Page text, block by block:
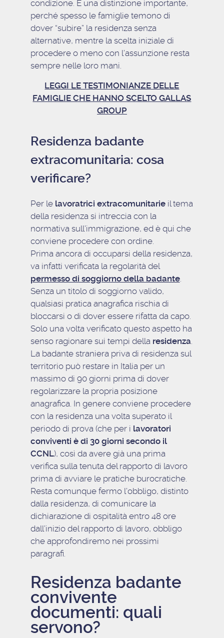
condizione. È una distinzione importante,
perché spesso le famiglie temono di
dover “subire” la residenza senza
alternative, mentre la scelta iniziale di
procedere o meno con l’assunzione resta
sempre nelle loro mani.
LEGGI LE TESTIMONIANZE DELLE
FAMIGLIE CHE HANNO SCELTO GALLAS
GROUP
Residenza badante
extracomunitaria: cosa
verificare?
Per le lavoratrici extracomunitarieil tema
della residenza si intreccia con la
normativa sull’immigrazione, ed è qui che
conviene procedere con ordine.
Prima ancora di occuparsi della residenza,
va infatti verificata la regolarità del
permesso di soggiorno della badante.
Senza un titolo di soggiorno valido,
qualsiasi pratica anagrafica rischia di
bloccarsi o di dover essere rifatta da capo.
Solo una volta verificato questo aspetto ha
senso ragionare sui tempi della residenza.
La badante straniera priva di residenza sul
territorio può restare in Italia per un
massimo di 90 giorni prima di dover
regolarizzare la propria posizione
anagrafica. In genere conviene procedere
con la residenza una volta superato il
periodo di prova (che per i lavoratori
conviventi è di 30 giorni secondo il
CCNL), così da avere già una prima
verifica sulla tenuta del rapporto di lavoro
prima di avviare le pratiche burocratiche.
Resta comunque fermo l’obbligo, distinto
dalla residenza, di comunicare la
dichiarazione di ospitalità entro 48 ore
dall’inizio del rapporto di lavoro, obbligo
che approfondiremo nei prossimi
paragrafi.
Residenza badante
convivente
documenti: quali
servono?